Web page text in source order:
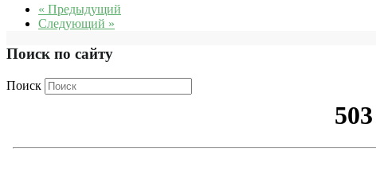
« Предыдущий
Следующий »
Поиск по сайту
Поиск